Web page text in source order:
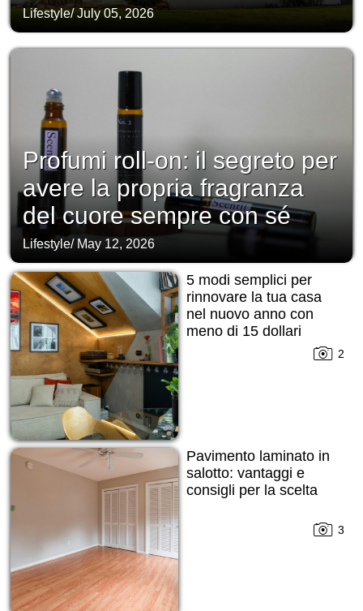
Lifestyle/July 05, 2026
Profumi roll-on: il segreto per
avere la propria fragranza
del cuore sempre con sé
Lifestyle/ May 12, 2026
5 modi semplici per
rinnovare la tua casa
nel nuovo anno con
meno di 15 dollari
2
Pavimento laminato in
salotto: vantaggi e
consigli per la scelta
3